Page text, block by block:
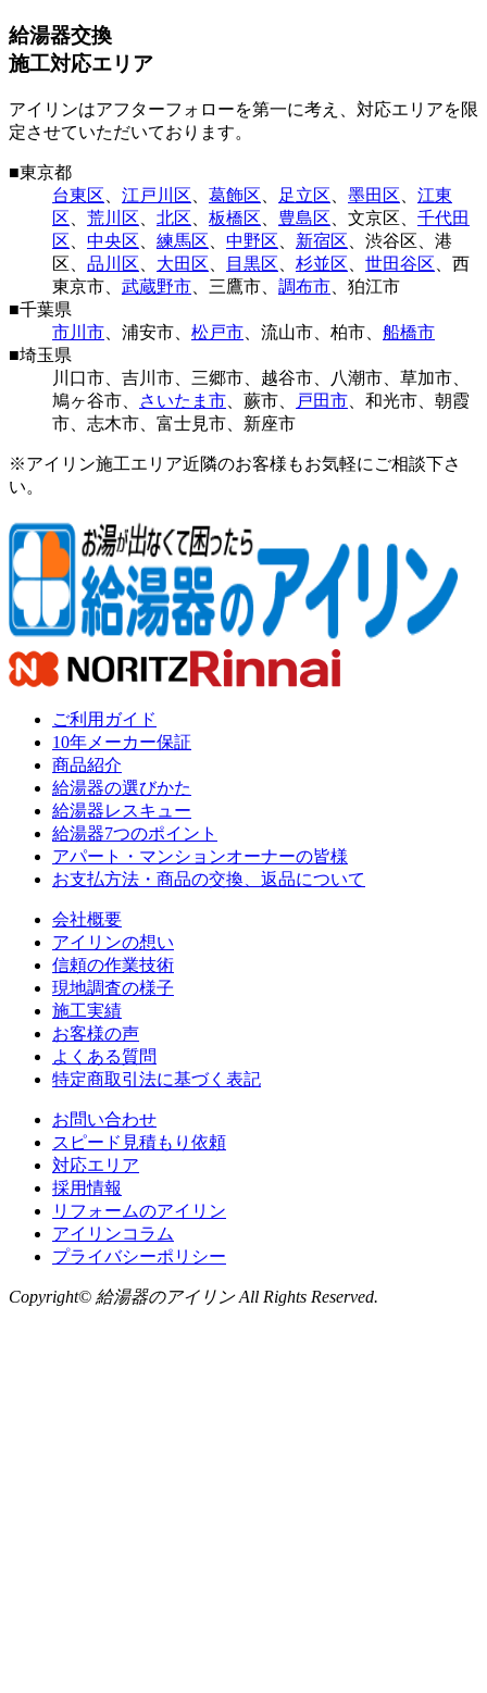
給湯器交換
施工対応エリア
アイリンはアフターフォローを第一に考え、対応エリアを限
定させていただいております。
■東京都
台東区
江戸川区 葛飾区 足立区 墨田区
江東
区
荒川区 北区 板橋区 豊島区 文京区
千代田
区
中央区 練馬区 中野区 新宿区 渋谷区
港
区
品川区 大田区 目黒区 杉並区 世田谷区
西
東京市
武蔵野市 三鷹市 調布市
狛江市
■千葉県
市川市
浦安市 松戸市 流山市 柏市
船橋市
■埼玉県
川口市
吉川市 三郷市 越谷市 八潮市 草加市
鳩ヶ谷市
さいたま市 蕨市 戸田市 和光市
朝霞
市
志木市 富士見市 新座市
※アイリン施工エリア近隣のお客様もお気軽にご相談下さ
い。
ご利用ガイド
10年メーカー保証
商品紹介
給湯器の選びかた
給湯器レスキュー
給湯器7つのポイント
アパート・マンションオーナーの皆様
お支払方法・商品の交換、返品について
会社概要
アイリンの想い
信頼の作業技術
現地調査の様子
施工実績
お客様の声
よくある質問
特定商取引法に基づく表記
お問い合わせ
スピード見積もり依頼
対応エリア
採用情報
リフォームのアイリン
アイリンコラム
プライバシーポリシー
Copyright© 給湯器のアイリン All Rights Reserved.